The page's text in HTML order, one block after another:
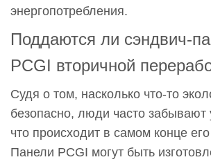
энергопотребления.
Поддаются ли сэндвич-
PCGI вторичной
Судя о том, насколько что-то
безопасно, люди часто забывают
что происходит в самом конце
Панели PCGI могут быть